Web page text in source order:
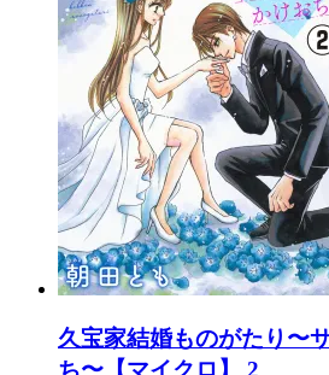
久宝家結婚ものがたり〜
ち〜【マイクロ】 2